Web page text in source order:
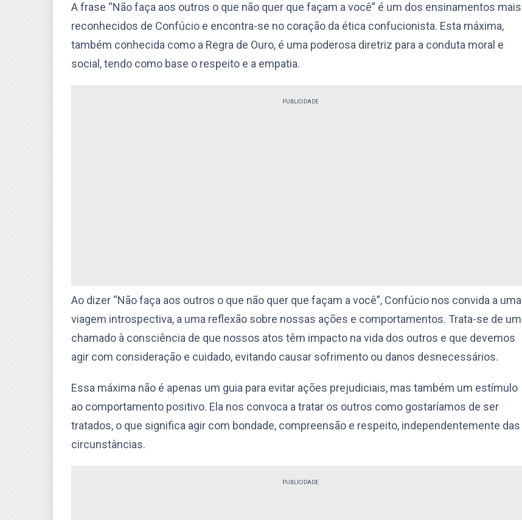
A frase “Não faça aos outros o que não quer que façam a você” é um dos ensinamentos mais
reconhecidos de Confúcio e encontra-se no coração da ética confucionista. Esta máxima,
também conhecida como a Regra de Ouro, é uma poderosa diretriz para a conduta moral e
social, tendo como base o respeito e a empatia.
PUBLICIDADE
Ao dizer “Não faça aos outros o que não quer que façam a você”, Confúcio nos convida a uma
viagem introspectiva, a uma reflexão sobre nossas ações e comportamentos. Trata-se de um
chamado à consciência de que nossos atos têm impacto na vida dos outros e que devemos
agir com consideração e cuidado, evitando causar sofrimento ou danos desnecessários.
Essa máxima não é apenas um guia para evitar ações prejudiciais, mas também um estímulo
ao comportamento positivo. Ela nos convoca a tratar os outros como gostaríamos de ser
tratados, o que significa agir com bondade, compreensão e respeito, independentemente das
circunstâncias.
PUBLICIDADE